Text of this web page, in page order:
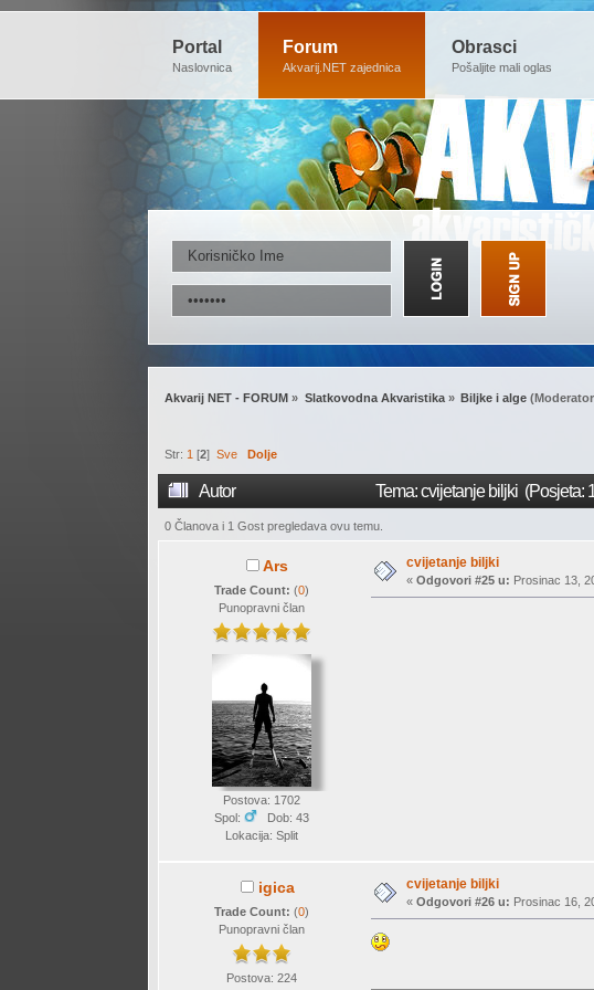
Portal
Naslovnica
Forum
Akvarij.NET zajednica
Obrasci
Pošaljite mali oglas
Akvarij NET - FORUM » Slatkovodna Akvaristika» Biljke i alge
Str: 1[2] Sve Dolje
Autor Tema: cvijetanje biljki (Posjeta:
0 Članova i 1 Gost pregledava ovu temu.
Ars
Trade Count:(0)
Punopravni član
Postova: 1702
Spol:
Dob: 43
Lokacija: Split
cvijetanje biljki
«Odgovori #25 u: Prosinac 13,
igica
Trade Count:(0)
Punopravni član
Postova: 224
cvijetanje biljki
«Odgovori #26 u: Prosinac 16,